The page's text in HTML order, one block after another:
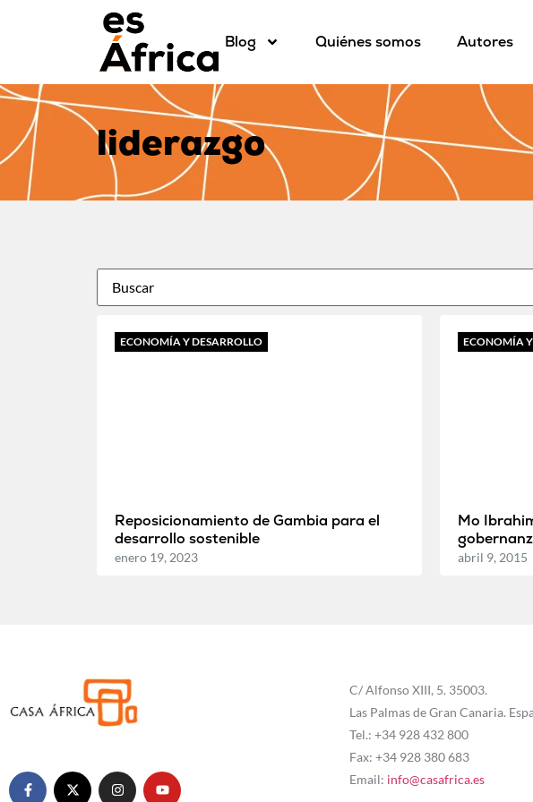
Blog Quiénes somos Autores
liderazgo
ECONOMÍA Y DESARROLLO
Reposicionamiento de Gambia para el
desarrollo sostenible
enero 19, 2023
ECONOMÍA
Mo
abril 9, 2015
C/ Alfonso XIII, 5. 35003.
Las Palmas de Gran Canaria.
Tel.: +34 928 432 800
Fax: +34 928 380 683
Email: info@casafrica.es